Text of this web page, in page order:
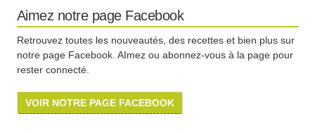
Aimez notre page Facebook
Retrouvez toutes les nouveautés, des recettes et bien plus sur
notre page Facebook. AImez ou abonnez-vous à la page pour
rester connecté.
VOIR NOTRE PAGE FACEBOOK